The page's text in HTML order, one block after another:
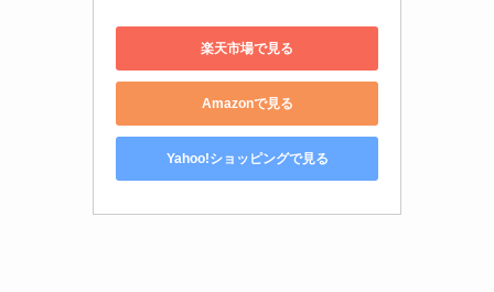
楽天市場で見る
Amazonで見る
Yahoo!ショッピングで見る